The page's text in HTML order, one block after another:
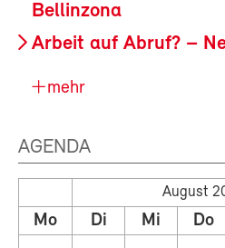
Bellinzona
Arbeit auf Abruf? –
mehr
AGENDA
August
Mo Di Mi Do